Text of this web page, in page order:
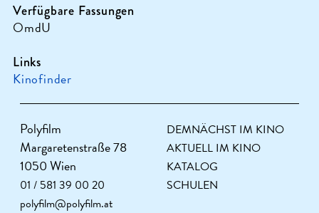
Verfügbare Fassungen
OmdU
Links
Kinofinder
Polyfilm
Margaretenstraße 78
1050 Wien
01 / 581 39 00 20
polyfilm@polyfilm.at
DEMNÄCHST IM KINO
AKTUELL IM KINO
KATALOG
SCHULEN